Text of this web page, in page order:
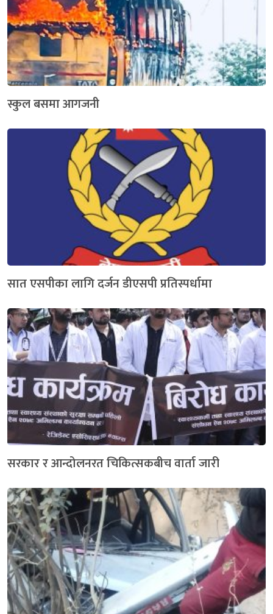
स्कुल बसमा आगजनी
सात एसपीका लागि दर्जन डीएसपी प्रतिस्पर्धामा
सरकार र आन्दोलनरत चिकित्सकबीच वार्ता जारी